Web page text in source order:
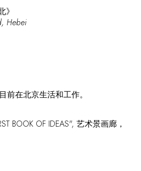
》
Hebei
前在北京生活和工作。
BOOK OF IDEAS", 艺术景画廊，